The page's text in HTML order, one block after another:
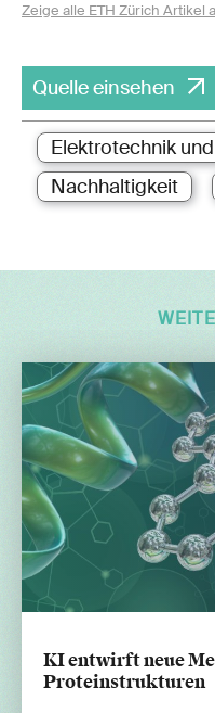
Zeige alle ETH Zürich Artikel
Quelle einsehen
Elektrotechnik
Nachhaltigkeit
KI entwirft neue
Proteinstrukturen